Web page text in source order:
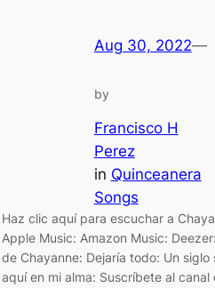
Aug 30, 2022—
by
Francisco H
Perez
in Quinceanera
Songs
Haz clic aquí para escuchar a
Apple Music: Amazon Music:
de Chayanne: Dejaría todo: Un siglo
aquí en mi alma: Suscríbete al canal